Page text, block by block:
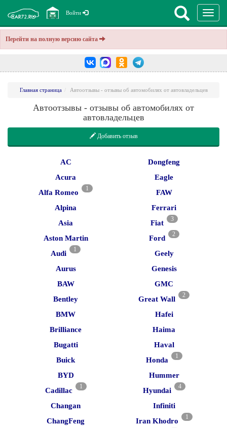
Перейти на полную версию сайта
Войти
Главная страница Автоотзывы - отзывы об автомобилях от автовладельцев
Автоотзывы - отзывы об автомобилях от
автовладельцев
Добавить отзыв
AC
Acura
Alfa Romeo
1
Alpina
Asia
Aston Martin
Audi
1
Aurus
BAW
Bentley
BMW
Brilliance
Bugatti
Buick
BYD
Cadillac
1
Changan
ChangFeng
Dongfeng
Eagle
FAW
Ferrari
Fiat
3
Ford 2
Geely
Genesis
GMC
Great Wall
2
Hafei
Haima
Haval
Honda
1
Hummer
Hyundai
4
Infiniti
Iran Khodro
1